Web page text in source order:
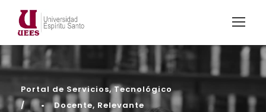
Portal de Servicios, Tecnológico
•
Docente, Relevante